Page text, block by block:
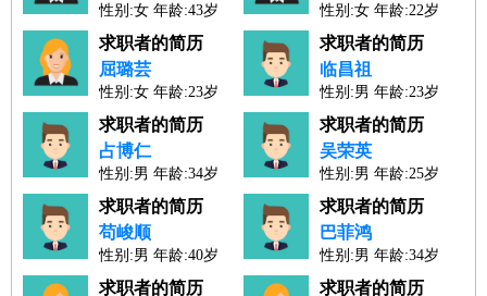
性别:女 年龄:43岁
人才工作经验：20年
性别:女 年龄:22岁
人才工作经验：0年
求职者的简历
屈璐芸
性别:女 年龄:23岁
人才工作经验：1年
求职者的简历
临昌祖
性别:男 年龄:23岁
人才工作经验：0年
求职者的简历
占博仁
性别:男 年龄:34岁
人才工作经验：10年
求职者的简历
吴荣英
性别:男 年龄:25岁
人才工作经验：3年
求职者的简历
苟峻顺
性别:男 年龄:40岁
人才工作经验：17年
求职者的简历
巴菲鸿
性别:男 年龄:34岁
人才工作经验：12年
求职者的简历
求职者的简历